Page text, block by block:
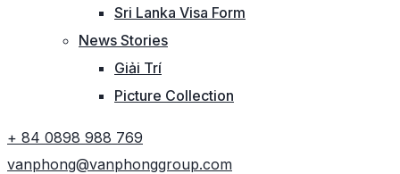
Sri Lanka Visa Form
News Stories
Giải Trí
Picture Collection
+ 84 0898 988 769
vanphong@vanphonggroup.com